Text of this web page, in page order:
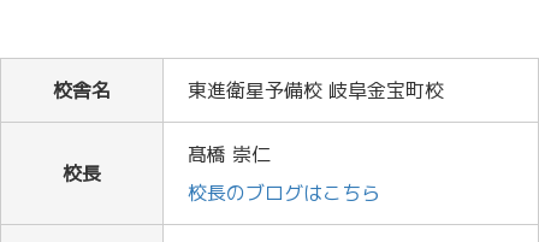
校舎名 東進衛星予備校 岐阜金宝町校
校長
髙橋 崇仁
校長のブログはこちら